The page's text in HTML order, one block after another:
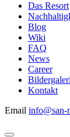
Das Resort
Blog
Wiki
FAQ
News
Career
Kontakt
Email info@san-